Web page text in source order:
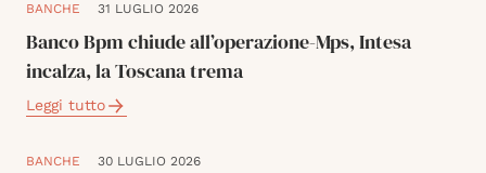
BANCHE 31 LUGLIO 2026
Banco Bpm chiude all’operazione-Mps, Intesa
incalza, la Toscana trema
Leggi tutto
BANCHE 30 LUGLIO 2026